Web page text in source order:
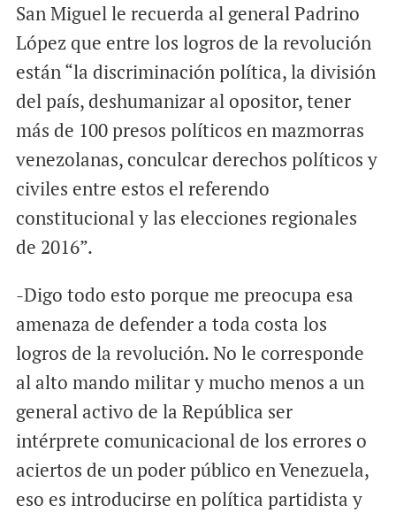
San Miguel le recuerda al general Padrino
López que entre los logros de la revolución
están “la discriminación política, la división
del país, deshumanizar al opositor, tener
más de 100 presos políticos en mazmorras
venezolanas, conculcar derechos políticos y
civiles entre estos el referendo
constitucional y las elecciones regionales
de 2016”.
-Digo todo esto porque me preocupa esa
amenaza de defender a toda costa los
logros de la revolución. No le corresponde
al alto mando militar y mucho menos a un
general activo de la República ser
intérprete comunicacional de los errores o
aciertos de un poder público en Venezuela,
eso es introducirse en política partidista y